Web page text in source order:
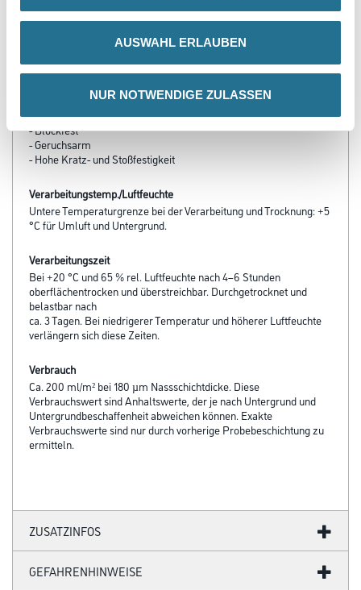
AUSWAHL ERLAUBEN
NUR NOTWENDIGE ZULASSEN
Produkteigenschaft
- Maximale Spritzsicherheit
- Rationelle Verarbeitung
- Sehr hohe Lackiersicherheit
- Sehr gutes Deckvermögen
- Blockfest
- Geruchsarm
- Hohe Kratz- und Stoßfestigkeit
Verarbeitungstemp./Luftfeuchte
Untere Temperaturgrenze bei der Verarbeitung und Trocknung: +5
°C für Umluft und Untergrund.
Verarbeitungszeit
Bei +20 °C und 65 % rel. Luftfeuchte nach 4–6 Stunden
oberflächentrocken und überstreichbar. Durchgetrocknet und
belastbar nach
ca. 3 Tagen. Bei niedrigerer Temperatur und höherer Luftfeuchte
verlängern sich diese Zeiten.
Verbrauch
Ca. 200 ml/m² bei 180 µm Nassschichtdicke. Diese
Verbrauchswert sind Anhaltswerte, der je nach Untergrund und
Untergrundbeschaffenheit abweichen können. Exakte
Verbrauchswerte sind nur durch vorherige Probebeschichtung zu
ermitteln.
ZUSATZINFOS
GEFAHRENHINWEISE